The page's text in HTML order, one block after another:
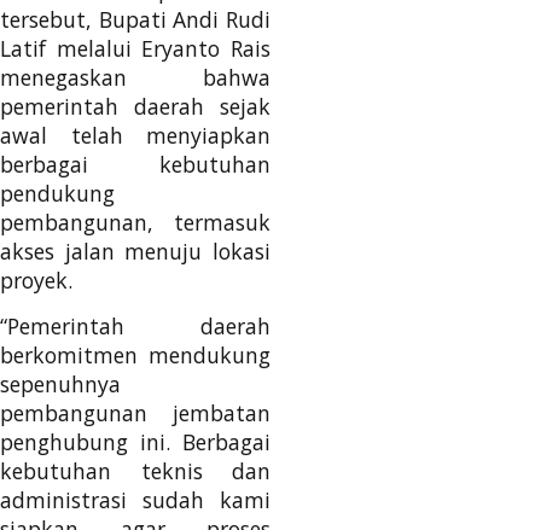
tersebut, Bupati Andi Rudi
Latif melalui Eryanto Rais
menegaskan bahwa
pemerintah daerah sejak
awal telah menyiapkan
berbagai kebutuhan
pendukung
pembangunan, termasuk
akses jalan menuju lokasi
proyek.
“Pemerintah daerah
berkomitmen mendukung
sepenuhnya
pembangunan jembatan
penghubung ini. Berbagai
kebutuhan teknis dan
administrasi sudah kami